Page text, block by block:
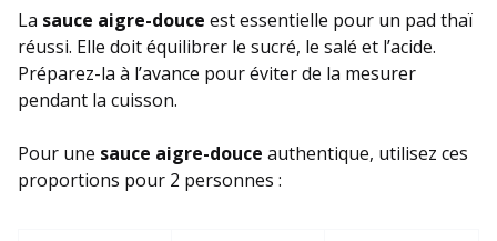
La sauce aigre-douce est essentielle pour un pad thaï
réussi. Elle doit équilibrer le sucré, le salé et l’acide.
Préparez-la à l’avance pour éviter de la mesurer
pendant la cuisson.
Pour une sauce aigre-douce authentique, utilisez ces
proportions pour 2 personnes :